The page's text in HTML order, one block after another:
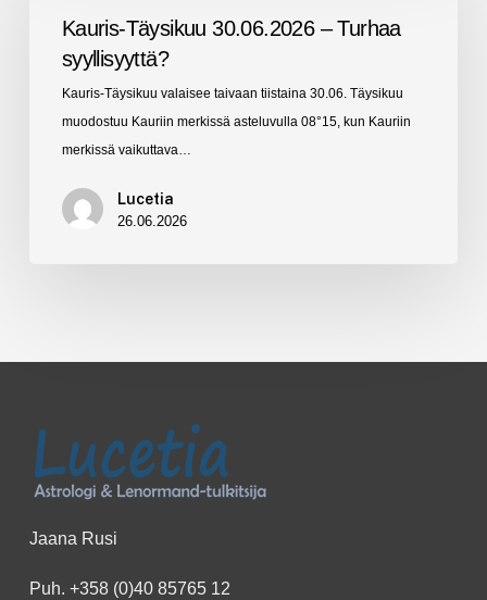
Turhaa
syyllisyyttä?
Kauris-Täysikuu 30.06.2026 – Turhaa
syyllisyyttä?
Kauris-Täysikuu valaisee taivaan tiistaina 30.06. Täysikuu
muodostuu Kauriin merkissä asteluvulla 08°15, kun Kauriin
merkissä vaikuttava…
Lucetia
26.06.2026
Jaana Rusi
Puh. +358 (0)40 85765 12